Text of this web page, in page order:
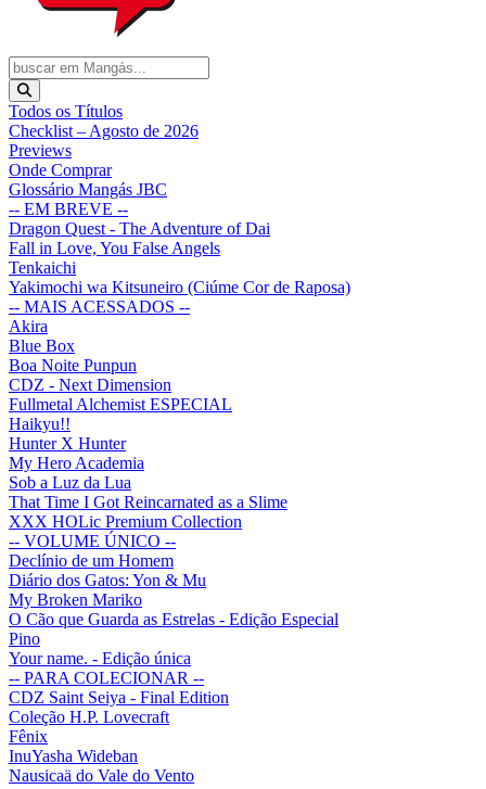
Todos os Títulos
Checklist – Agosto de 2026
Previews
Onde Comprar
Glossário Mangás JBC
-- EM BREVE --
Dragon Quest - The Adventure of Dai
Fall in Love, You False Angels
Tenkaichi
Yakimochi wa Kitsuneiro (Ciúme Cor de Raposa)
-- MAIS ACESSADOS --
Akira
Blue Box
Boa Noite Punpun
CDZ - Next Dimension
Fullmetal Alchemist ESPECIAL
Haikyu!!
Hunter X Hunter
My Hero Academia
Sob a Luz da Lua
That Time I Got Reincarnated as a Slime
XXX HOLic Premium Collection
-- VOLUME ÚNICO --
Declínio de um Homem
Diário dos Gatos: Yon & Mu
My Broken Mariko
O Cão que Guarda as Estrelas - Edição Especial
Pino
Your name. - Edição única
-- PARA COLECIONAR --
CDZ Saint Seiya - Final Edition
Coleção H.P. Lovecraft
Fênix
InuYasha Wideban
Nausicaä do Vale do Vento